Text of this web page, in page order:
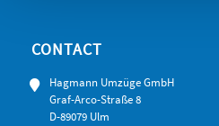
CONTACT
Hagmann Umzüge GmbH
Graf-Arco-Straße 8
D-89079 Ulm